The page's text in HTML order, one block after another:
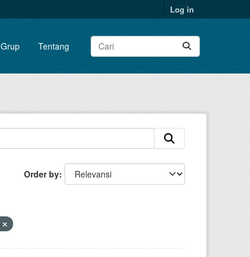
Log in
Grup Tentang
Order by